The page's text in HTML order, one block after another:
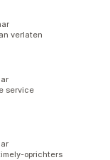
verlaten
service
oprichters